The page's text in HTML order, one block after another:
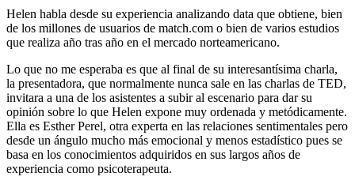
Helen habla desde su experiencia analizando data que obtiene, bien
de los millones de usuarios de match.com o bien de varios estudios
que realiza año tras año en el mercado norteamericano.
Lo que no me esperaba es que al final de su interesantísima charla,
la presentadora, que normalmente nunca sale en las charlas de TED,
invitara a una de los asistentes a subir al escenario para dar su
opinión sobre lo que Helen expone muy ordenada y metódicamente.
Ella es Esther Perel, otra experta en las relaciones sentimentales pero
desde un ángulo mucho más emocional y menos estadístico pues se
basa en los conocimientos adquiridos en sus largos años de
experiencia como psicoterapeuta.